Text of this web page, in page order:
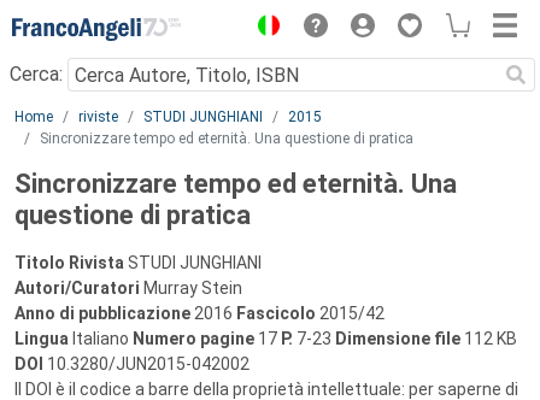
Menu
Cerca:
Main content
Home riviste STUDI JUNGHIANI
2015
Sincronizzare tempo ed eternità. Una questione di pratica
Sincronizzare tempo ed eternità. Una
questione di pratica
Titolo Rivista STUDI JUNGHIANI
Autori/Curatori Murray Stein
Anno di pubblicazione 2016 Fascicolo 2015/42
Lingua Italiano Numero pagine 17 P. 7-23 Dimensione file 112 KB
DOI 10.3280/JUN2015-042002
Il DOI è il codice a barre della proprietà intellettuale: per saperne di